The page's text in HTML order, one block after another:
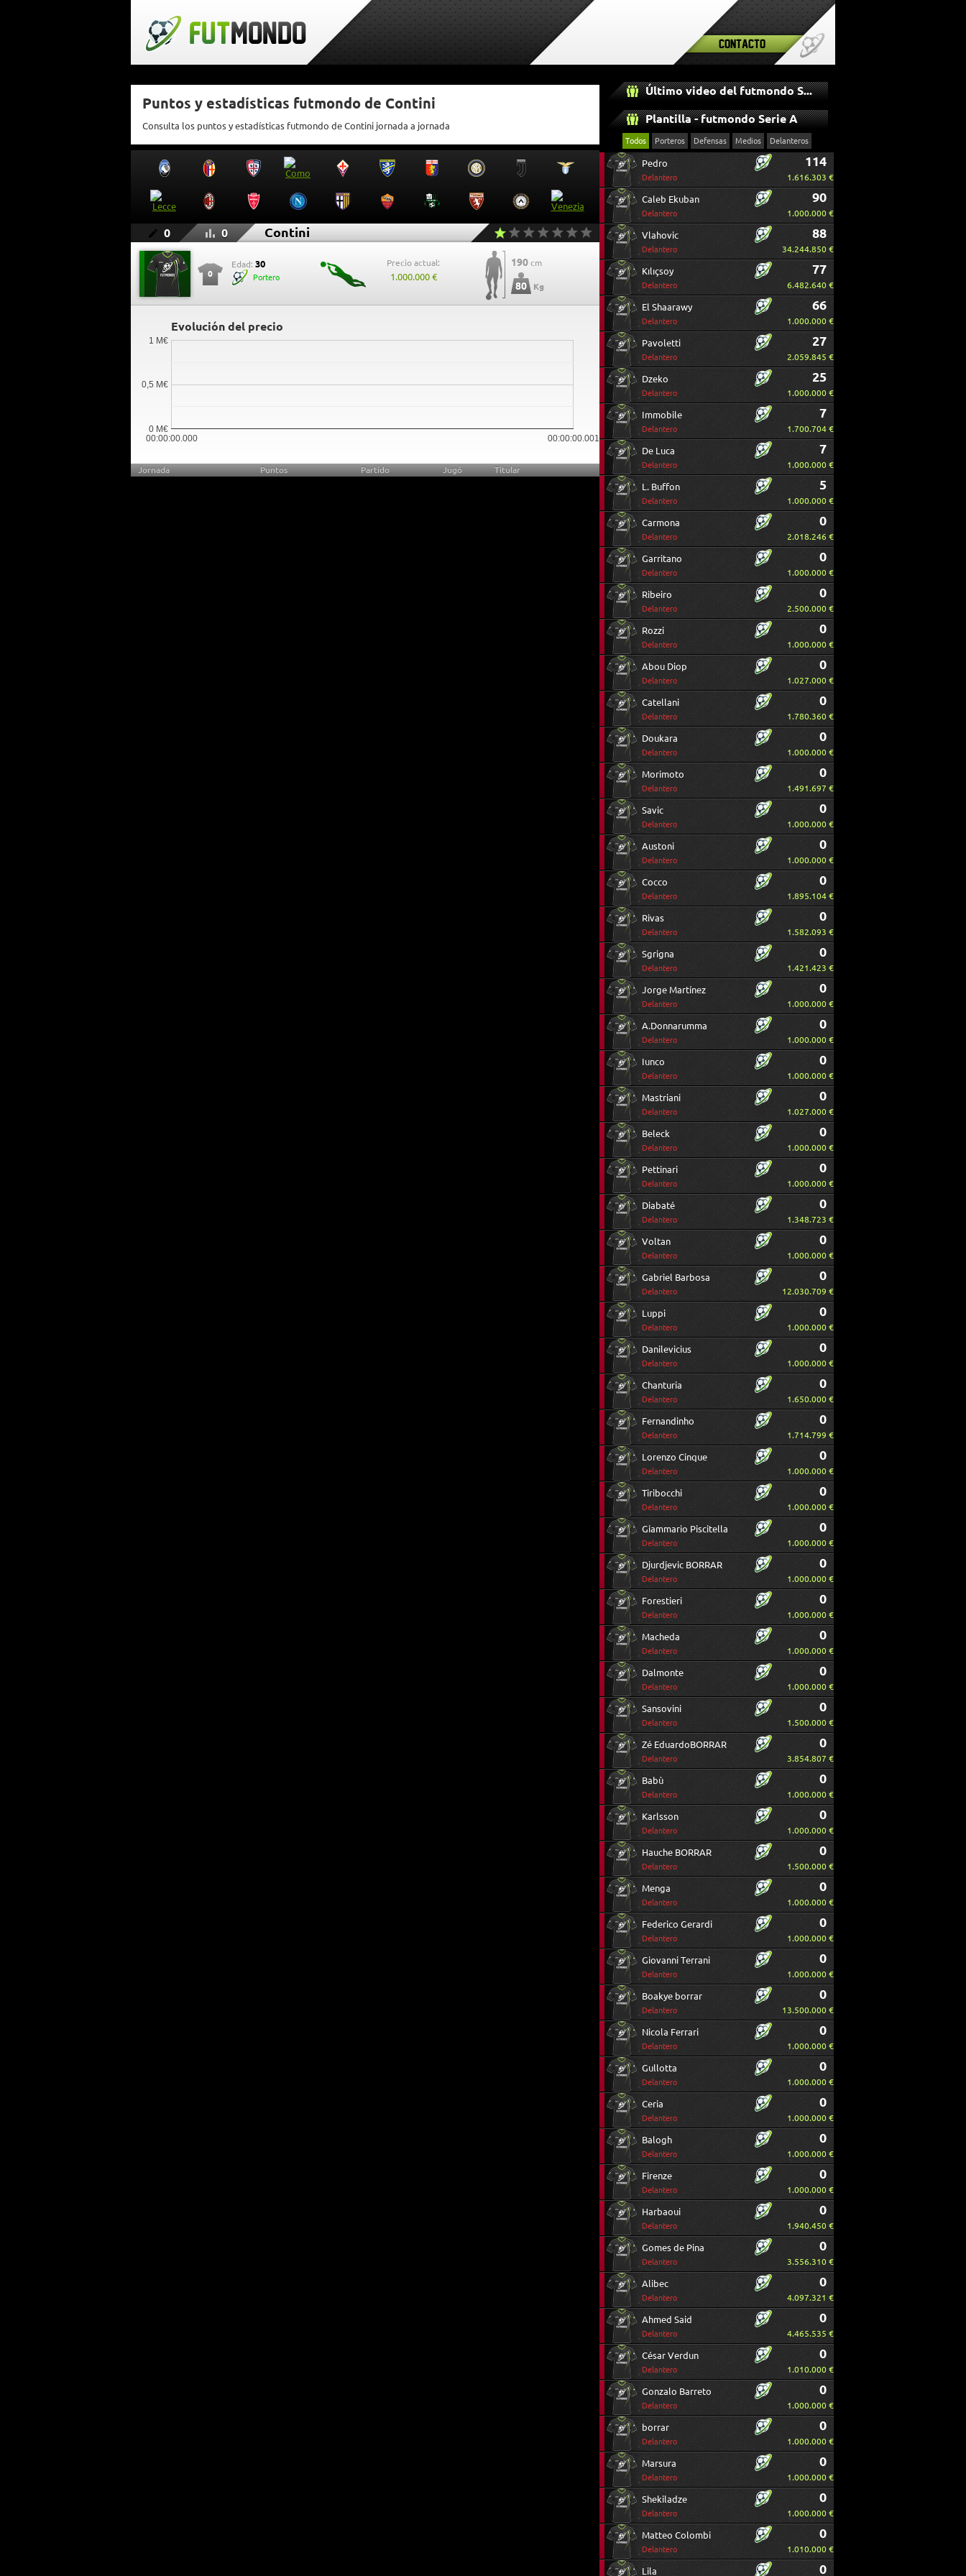
Contacto
Puntos y estadísticas futmondo de Contini
Consulta los puntos y estadísticas futmondo de Contini jornada a jornada
0 0 Contini
0
Edad: 30
Portero
Precio actual:
1.000.000 €
190 cm
80 Kg
Evolución del precio
00:00:00.000 00:00:00.001
0 M€
0,5 M€
1 M€
Jornada Puntos Partido Jugó Titular
Último video del futmondo Serie A
Plantilla - futmondo Serie A
Todos Porteros Defensas Medios Delanteros
Pedro
Delantero
114
1.616.303 €
Caleb Ekuban
Delantero
90
1.000.000 €
Vlahovic
Delantero
88
34.244.850 €
Kılıçsoy
Delantero
77
6.482.640 €
El Shaarawy
Delantero
66
1.000.000 €
Pavoletti
Delantero
27
2.059.845 €
Dzeko
Delantero
25
1.000.000 €
Immobile
Delantero
7
1.700.704 €
De Luca
Delantero
7
1.000.000 €
L. Buffon
Delantero
5
1.000.000 €
Carmona
Delantero
0
2.018.246 €
Garritano
Delantero
0
1.000.000 €
Ribeiro
Delantero
0
2.500.000 €
Rozzi
Delantero
0
1.000.000 €
Abou Diop
Delantero
0
1.027.000 €
Catellani
Delantero
0
1.780.360 €
Doukara
Delantero
0
1.000.000 €
Morimoto
Delantero
0
1.491.697 €
Savic
Delantero
0
1.000.000 €
Austoni
Delantero
0
1.000.000 €
Cocco
Delantero
0
1.895.104 €
Rivas
Delantero
0
1.582.093 €
Sgrigna
Delantero
0
1.421.423 €
Jorge Martínez
Delantero
0
1.000.000 €
A.Donnarumma
Delantero
0
1.000.000 €
Iunco
Delantero
0
1.000.000 €
Mastriani
Delantero
0
1.027.000 €
Beleck
Delantero
0
1.000.000 €
Pettinari
Delantero
0
1.000.000 €
Diabaté
Delantero
0
1.348.723 €
Voltan
Delantero
0
1.000.000 €
Gabriel Barbosa
Delantero
0
12.030.709 €
Luppi
Delantero
0
1.000.000 €
Danilevicius
Delantero
0
1.000.000 €
Chanturia
Delantero
0
1.650.000 €
Fernandinho
Delantero
0
1.714.799 €
Lorenzo Cinque
Delantero
0
1.000.000 €
Tiribocchi
Delantero
0
1.000.000 €
Giammario Piscitella
Delantero
0
1.000.000 €
Djurdjevic BORRAR
Delantero
0
1.000.000 €
Forestieri
Delantero
0
1.000.000 €
Macheda
Delantero
0
1.000.000 €
Dalmonte
Delantero
0
1.000.000 €
Sansovini
Delantero
0
1.500.000 €
Zé EduardoBORRAR
Delantero
0
3.854.807 €
Babù
Delantero
0
1.000.000 €
Karlsson
Delantero
0
1.000.000 €
Hauche BORRAR
Delantero
0
1.500.000 €
Menga
Delantero
0
1.000.000 €
Federico Gerardi
Delantero
0
1.000.000 €
Giovanni Terrani
Delantero
0
1.000.000 €
Boakye borrar
Delantero
0
13.500.000 €
Nicola Ferrari
Delantero
0
1.000.000 €
Gullotta
Delantero
0
1.000.000 €
Ceria
Delantero
0
1.000.000 €
Balogh
Delantero
0
1.000.000 €
Firenze
Delantero
0
1.000.000 €
Harbaoui
Delantero
0
1.940.450 €
Gomes de Pina
Delantero
0
3.556.310 €
Alibec
Delantero
0
4.097.321 €
Ahmed Said
Delantero
0
4.465.535 €
César Verdun
Delantero
0
1.010.000 €
Gonzalo Barreto
Delantero
0
1.000.000 €
borrar
Delantero
0
1.000.000 €
Marsura
Delantero
0
1.000.000 €
Shekiladze
Delantero
0
1.000.000 €
Matteo Colombi
Delantero
0
1.010.000 €
Lila 0